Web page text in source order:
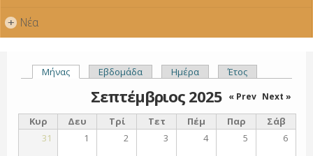
+ Νέα
Πρωτεύουσες καρτέλες
Μήνας(ενεργή καρτέλα)
Εβδομάδα Ημέρα Έτος
Σεπτέμβριος 2025 « Prev Next »
Κυρ Δευ Τρί Τετ Πέμ Παρ
Σάβ
31
1 2 3 4 5 6